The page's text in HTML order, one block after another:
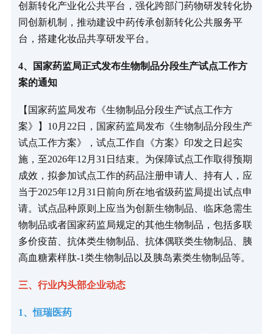
创新转化产业化公共平台，强化跨部门药物研发转化协
同创新机制，推动建设中药传承创新转化公共服务平
台，搭建化妆品共享研发平台。
4、国家药监局正式发布生物制品分段生产试点工作方
案的通知
【国家药监局发布《生物制品分段生产试点工作方
案》】10月22日，国家药监局发布《生物制品分段生产
试点工作方案》，试点工作自《方案》印发之日起实
施，至2026年12月31日结束。为保障试点工作取得预期
成效，拟参加试点工作的药品注册申请人、持有人，应
当于2025年12月31日前向所在地省级药监局提出试点申
请。试点品种原则上应当为创新生物制品、临床急需生
物制品或者国家药监局规定的其他生物制品，包括多联
多价疫苗、抗体类生物制品、抗体偶联类生物制品、胰
高血糖素样肽-1类生物制品以及胰岛素类生物制品等。
三、行业内头部企业动态
1、恒瑞医药